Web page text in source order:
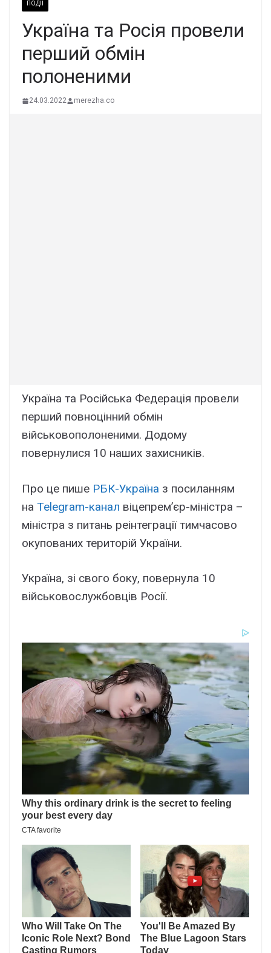
ПОДІЇ
Україна та Росія провели
перший обмін
полоненими
24.03.2022 merezha.co
Україна та Російська Федерація провели
перший повноцінний обмін
військовополоненими. Додому
повернулися 10 наших захисників.
Про це пише РБК-Україна з посиланням
на Telegram-канал віцепрем’єр-міністра –
міністра з питань реінтеграції тимчасово
окупованих територій України.
Україна, зі свого боку, повернула 10
військовослужбовців Росії.